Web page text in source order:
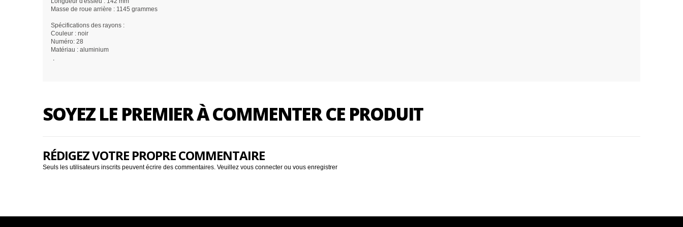
Masse de roue arrière : 1145 grammes
Spécifications des rayons :
Couleur : noir
Numéro: 28
Matériau : aluminium
.
SOYEZ LE PREMIER À COMMENTER CE PRODUIT
RÉDIGEZ VOTRE PROPRE COMMENTAIRE
Seuls les utilisateurs inscrits peuvent écrire des commentaires. Veuillez vous connecter ou vous enregistrer